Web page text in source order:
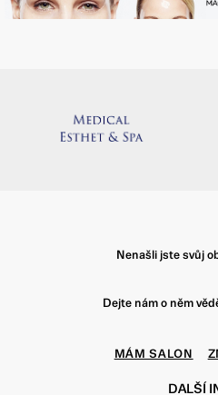
Nenašli jste svůj
Dejte nám o něm
MÁM SALON
DALŠÍ